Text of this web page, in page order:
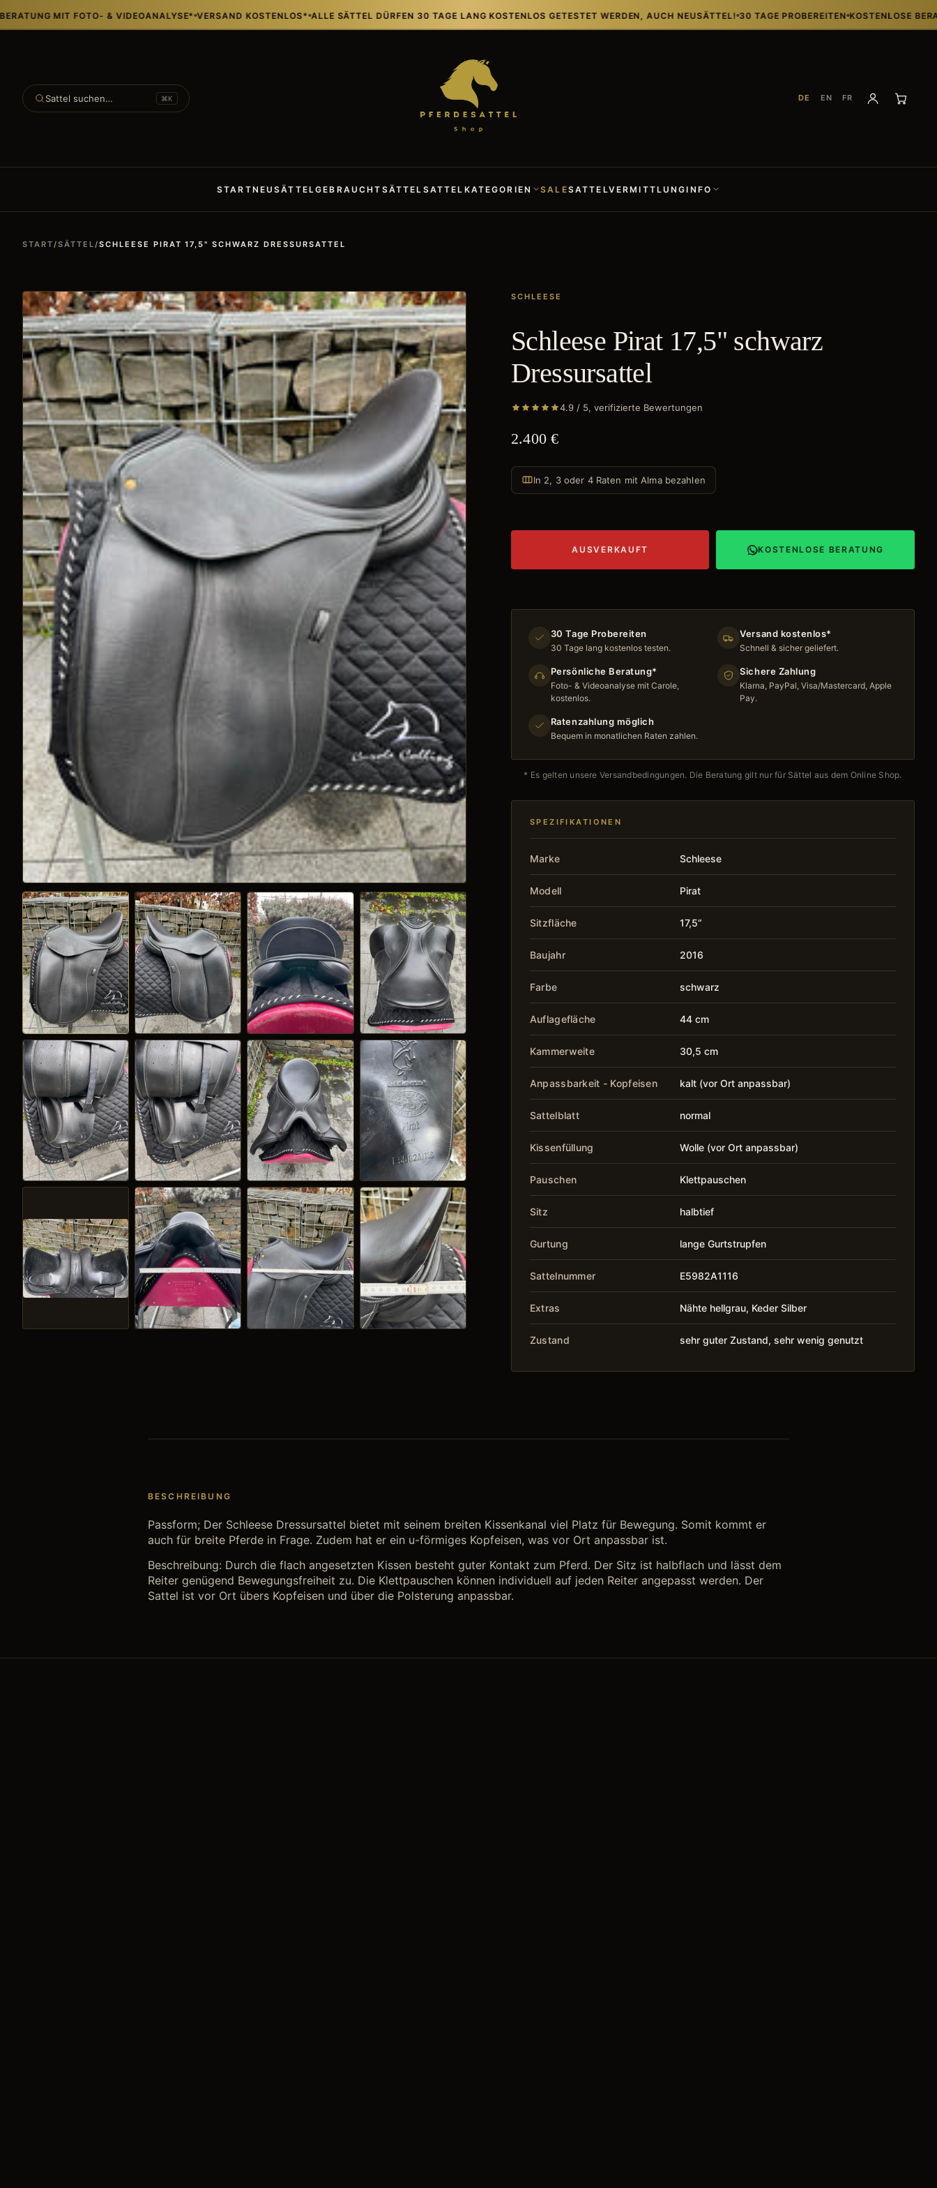
MIT FOTO- & VIDEOANALYSE* VERSAND KOSTENLOS* ALLE SÄTTEL DÜRFEN 30 TAGE LANG KOSTENLOS GETESTET WERDEN, AUCH NEUSÄTTEL! 30 TAGE PROBEREITEN KOSTENLOSE BERATUNG
Sattel suchen… ⌘K DE EN FR
STARTNEUSÄTTELGEBRAUCHTSÄTTEL SATTELKATEGORIEN SALESATTELVERMITTLUNGINFO
START /SÄTTEL /SCHLEESE PIRAT 17,5" SCHWARZ DRESSURSATTEL
SCHLEESE
Schleese Pirat 17,5" schwarz
Dressursattel
4.9 / 5, verifizierte Bewertungen
2.400 €
In 2, 3 oder 4 Raten mit Alma bezahlen
AUSVERKAUFT KOSTENLOSE BERATUNG
30 Tage Probereiten
30 Tage lang kostenlos testen.
Versand kostenlos*
Schnell & sicher geliefert.
Persönliche Beratung*
Foto- & Videoanalyse mit Carole,
kostenlos.
Sichere Zahlung
Klarna, PayPal, Visa/Mastercard, Apple
Pay.
Ratenzahlung möglich
Bequem in monatlichen Raten zahlen.
* Es gelten unsere Versandbedingungen. Die Beratung gilt nur für Sättel aus dem Online Shop.
SPEZIFIKATIONEN
Marke Schleese
Modell Pirat
Sitzfläche 17,5“
Baujahr 2016
Farbe schwarz
Auflagefläche 44 cm
Kammerweite 30,5 cm
Anpassbarkeit - Kopfeisen kalt (vor Ort anpassbar)
Sattelblatt normal
Kissenfüllung Wolle (vor Ort anpassbar)
Pauschen Klettpauschen
Sitz halbtief
Gurtung lange Gurtstrupfen
Sattelnummer E5982A1116
Extras Nähte hellgrau, Keder Silber
Zustand sehr guter Zustand, sehr wenig genutzt
BESCHREIBUNG
Passform; Der Schleese Dressursattel bietet mit seinem breiten Kissenkanal viel Platz für Bewegung. Somit kommt er
auch für breite Pferde in Frage. Zudem hat er ein u-förmiges Kopfeisen, was vor Ort anpassbar ist.
Beschreibung: Durch die flach angesetzten Kissen besteht guter Kontakt zum Pferd. Der Sitz ist halbflach und lässt dem
Reiter genügend Bewegungsfreiheit zu. Die Klettpauschen können individuell auf jeden Reiter angepasst werden. Der
Sattel ist vor Ort übers Kopfeisen und über die Polsterung anpassbar.